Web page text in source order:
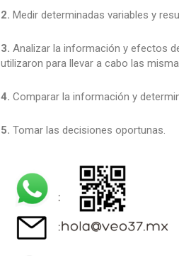
2. Medir determinadas variables y
3. Analizar la información y efectos
utilizaron para llevar a cabo las
4. Comparar la información y
5. Tomar las decisiones oportunas.